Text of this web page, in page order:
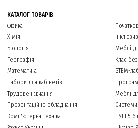
КАТАЛОГ ТОВАРІВ
Фізика
Хімія
Біологія
Географія
Математика
Набори для кабінетів
Трудове навчання
Презентаційне обладнання
Комп'ютерна техніка
Меблі
Клас
STEM-
Меблі
НУШ 5-6